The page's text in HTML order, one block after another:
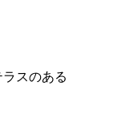
スのある